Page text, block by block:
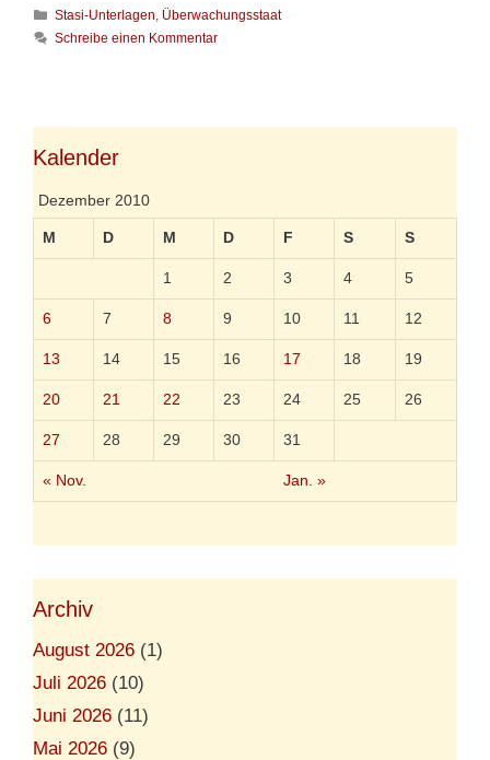
g
-
g
K
a
i
Stasi-Unterlagen, Überwachungsstaat
Schreibe einen Kommentar
Kalender
Dezember 2010
M D M D F S S
« Nov. Jan. »
1 2 3 4 5
6 7 8 9 10 11 12
13 14 15 16 17 18 19
20 21 22 23 24 25 26
27 28 29 30 31
Archiv
August 2026 (1)
Juli 2026 (10)
Juni 2026 (11)
Mai 2026 (9)